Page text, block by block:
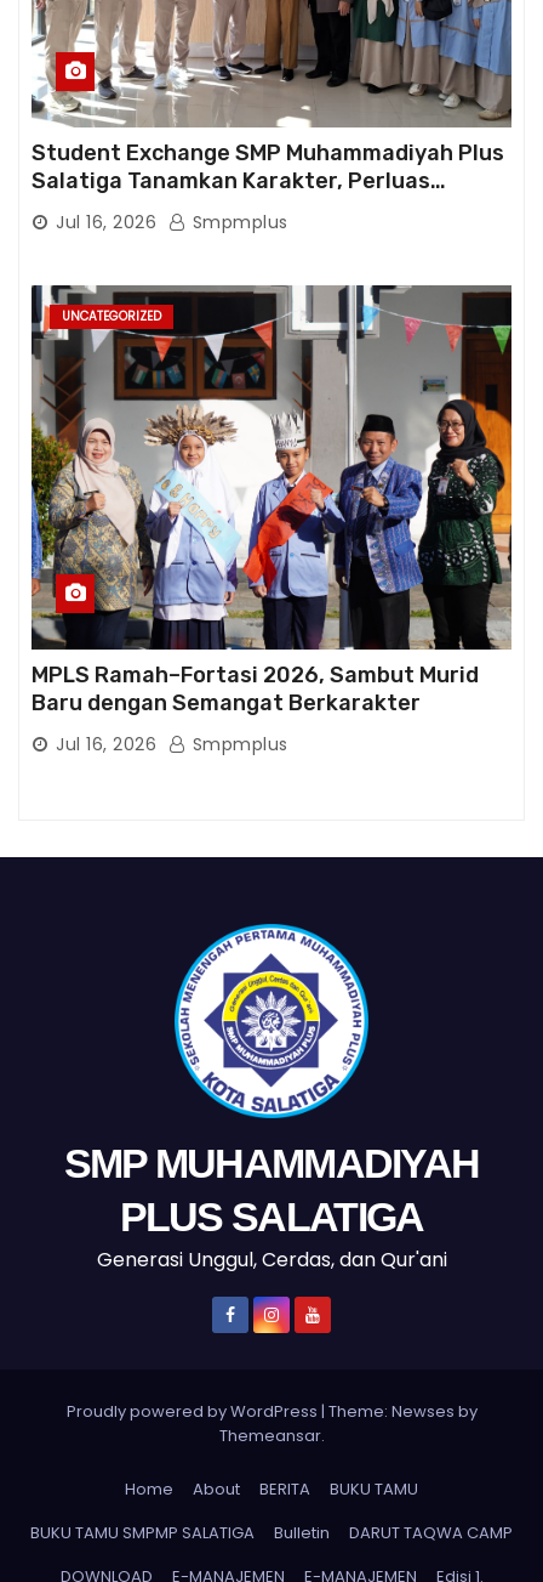
Student Exchange SMP Muhammadiyah Plus
Salatiga Tanamkan Karakter, Perluas
Wawasan, dan Tumbuhkan Semangat
Berprestasi
Jul 16, 2026 Smpmplus
UNCATEGORIZED
MPLS Ramah–Fortasi 2026, Sambut Murid
Baru dengan Semangat Berkarakter
Jul 16, 2026 Smpmplus
SMP MUHAMMADIYAH
PLUS SALATIGA
Generasi Unggul, Cerdas, dan Qur'ani
Proudly powered by WordPress | Theme: Newses by
Themeansar.
Home About BERITA
BUKU TAMU
BUKU TAMU SMPMP SALATIGA
Bulletin
DARUT TAQWA CAMP
DOWNLOAD
E-MANAJEMEN E-MANAJEMEN Edisi 1.